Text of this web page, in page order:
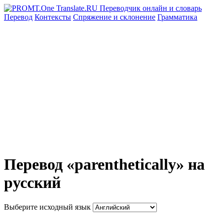
Перевод Контексты Спряжение и склонение Грамматика
Перевод «parenthetically» на
русский
Выберите исходный язык